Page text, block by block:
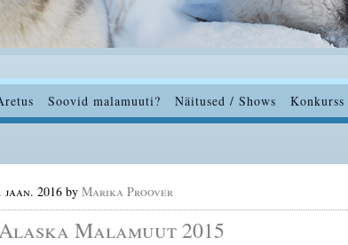
Soovid malamuuti? Näitused / Shows Konkurss
jaan. 2016 by Marika Proover
Malamuut 2015